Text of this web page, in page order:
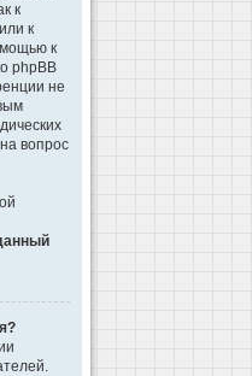
к
к
к
phpBB
не
вопрос